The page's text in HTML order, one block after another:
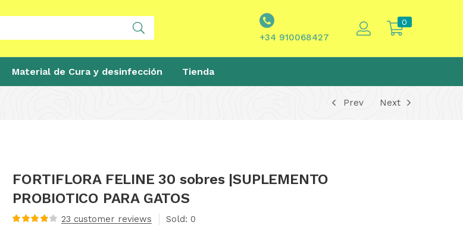
+34 910068427
0
Material de Cura y desinfección Tienda
Prev Next
FORTIFLORA FELINE 30 sobres |SUPLEMENTO
PROBIOTICO PARA GATOS
23 customer reviews Sold: 0